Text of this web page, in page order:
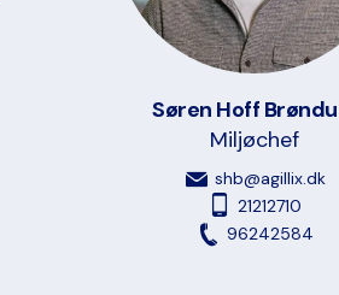
Søren Hoff
Miljøchef
shb@agillix.dk
21212710
96242584